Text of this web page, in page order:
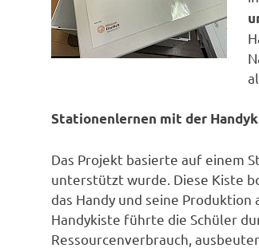
Stationenlernen mit der
Das Projekt basierte auf einem
unterstützt wurde. Diese Kiste
das Handy und seine
Handykiste führte die Schüler
Ressourcenverbrauch,